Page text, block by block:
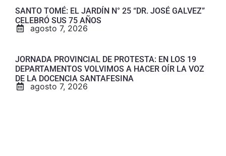
SANTO TOMÉ: EL JARDÍN N° 25 “DR. JOSÉ GALVEZ”
CELEBRÓ SUS 75 AÑOS
agosto 7, 2026
JORNADA PROVINCIAL DE PROTESTA: EN LOS 19
DEPARTAMENTOS VOLVIMOS A HACER OÍR LA VOZ
DE LA DOCENCIA SANTAFESINA
agosto 7, 2026